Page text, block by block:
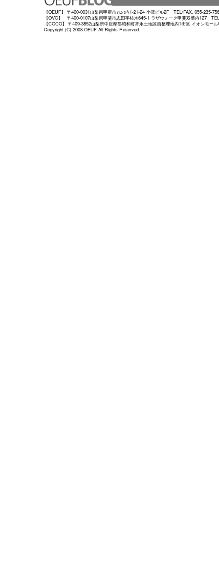
【OEUF】 〒400-0031山梨県甲府市丸の内1-21-24 小澤ビル2F TEL/FAX. 055-235-
【OVO】 〒400-0107山梨県甲斐市志田字柿木645-1 ラザウォーク甲斐双葉内127
【COCO】 〒409-3852山梨県中巨摩郡昭和町常永土地区画整理地内1街区 イオンモ
Copyright (C) 2008 OEUF All Rights Reserved.